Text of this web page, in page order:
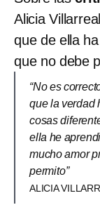
Alicia
que de ella
que no debe
“No es
que la verdad
cosas
ella he
mucho amor
permito”
ALICIA